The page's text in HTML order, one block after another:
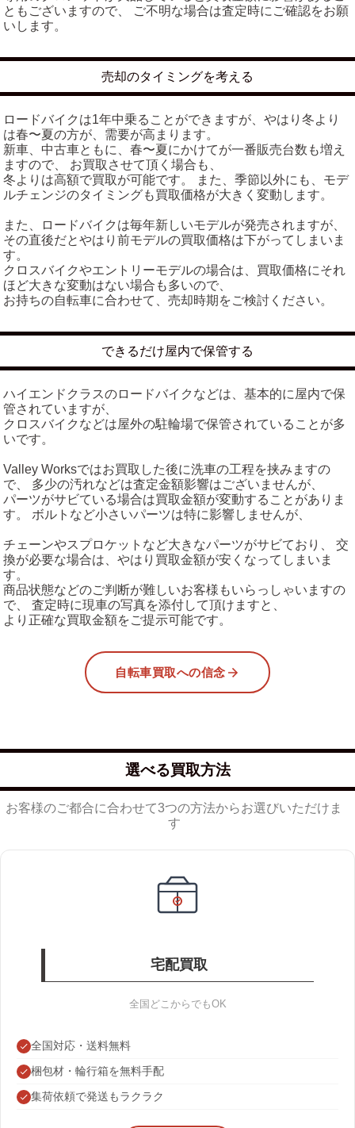
ともございますので、 ご不明な場合は査定時にご確認をお願
いします。
売却のタイミングを考える
ロードバイクは1年中乗ることができますが、やはり冬より
は春〜夏の方が、需要が高まります。
新車、中古車ともに、春〜夏にかけてが一番販売台数も増え
ますので、 お買取させて頂く場合も、
冬よりは高額で買取が可能です。 また、季節以外にも、モデ
ルチェンジのタイミングも買取価格が大きく変動します。
また、ロードバイクは毎年新しいモデルが発売されますが、
その直後だとやはり前モデルの買取価格は下がってしまいま
す。
クロスバイクやエントリーモデルの場合は、買取価格にそれ
ほど大きな変動はない場合も多いので、
お持ちの自転車に合わせて、売却時期をご検討ください。
できるだけ屋内で保管する
ハイエンドクラスのロードバイクなどは、基本的に屋内で保
管されていますが、
クロスバイクなどは屋外の駐輪場で保管されていることが多
いです。
Valley Worksではお買取した後に洗車の工程を挟みますの
で、 多少の汚れなどは査定金額影響はございませんが、
パーツがサビている場合は買取金額が変動することがありま
す。 ボルトなど小さいパーツは特に影響しませんが、
チェーンやスプロケットなど大きなパーツがサビており、 交
換が必要な場合は、やはり買取金額が安くなってしまいま
す。
商品状態などのご判断が難しいお客様もいらっしゃいますの
で、 査定時に現車の写真を添付して頂けますと、
より正確な買取金額をご提示可能です。
自転車買取への信念
選べる買取方法
お客様のご都合に合わせて3つの方法からお選びいただけま
す
宅配買取
全国どこからでもOK
全国対応・送料無料
梱包材・輪行箱を無料手配
集荷依頼で発送もラクラク